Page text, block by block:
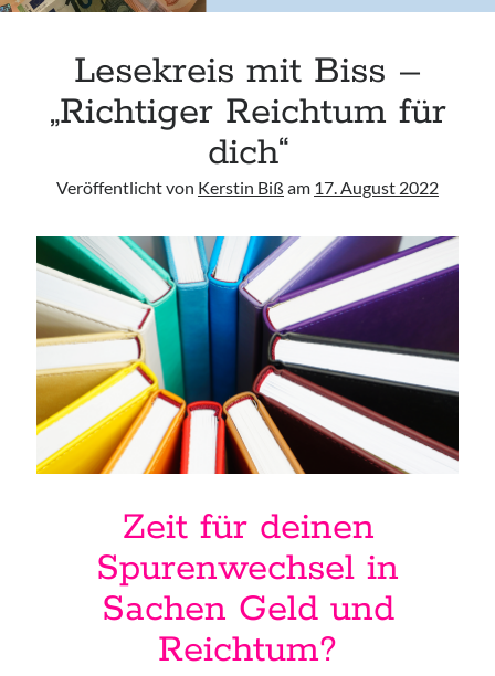
Access Foundation ® mit Anja Ziener -
Dickert
,Kerstin Biß – Räume für mehr… | Ganzheitliche Wegbegleitung &
Coaching, Oedenberger Str. 65/Eingang B, 90491 Nürnberg,
Deutschland
Mehr Infos
Donnerstag, 13 August 2026
Wollgeflüster – Maschen & Miteinander
Mehr Infos
Sonntag, 16 August 2026
Lesekreis mit Biss –
„Richtiger Reichtum für
dich“
Veröffentlicht von Kerstin Biß am 17. August 2022
Zeit für deinen
Spurenwechsel in
Sachen Geld und
Reichtum?